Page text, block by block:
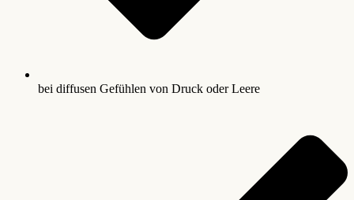
bei diffusen Gefühlen von Druck oder Leere